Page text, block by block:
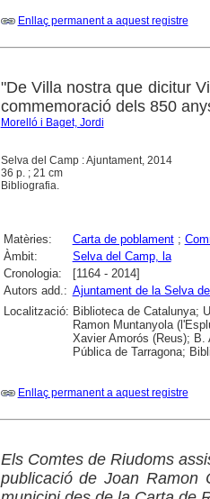
Enllaç permanent a aquest registre
"De Villa nostra que dicitur
commemoració dels 850
Morelló i Baget, Jordi
Selva del Camp : Ajuntament, 2014
36 p. ; 21 cm
Bibliografia.
Matèries: Carta de poblament;
Àmbit:
Selva del Camp, la
Cronologia:
[1164 - 2014]
Autors add.: Ajuntament de la Selva
Localització: Biblioteca de Catalunya;
Ramon Muntanyola
Xavier Amorós (Reus); B.
Pública de Tarragona;
Enllaç permanent a aquest registre
Els Comtes de Riudoms
publicació de Joan Ramon